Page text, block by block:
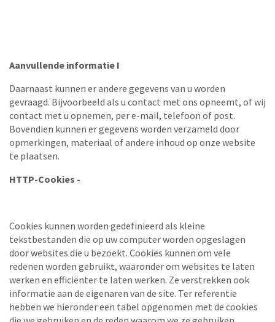
Aanvullende informatie I
Daarnaast kunnen er andere gegevens van u worden
gevraagd. Bijvoorbeeld als u contact met ons opneemt, of wij
contact met u opnemen, per e-mail, telefoon of post.
Bovendien kunnen er gegevens worden verzameld door
opmerkingen, materiaal of andere inhoud op onze website
te plaatsen.
HTTP-Cookies -
Cookies kunnen worden gedefinieerd als kleine
tekstbestanden die op uw computer worden opgeslagen
door websites die u bezoekt. Cookies kunnen om vele
redenen worden gebruikt, waaronder om websites te laten
werken en efficiënter te laten werken. Ze verstrekken ook
informatie aan de eigenaren van de site. Ter referentie
hebben we hieronder een tabel opgenomen met de cookies